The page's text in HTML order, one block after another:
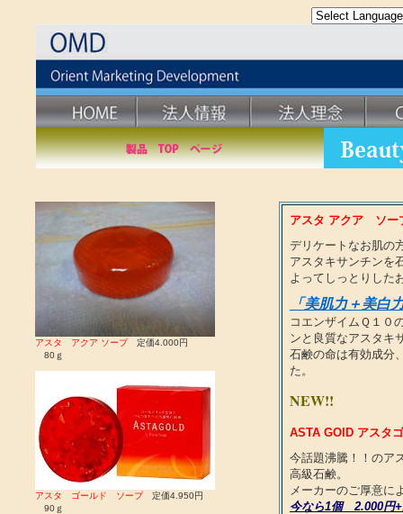
アスタ アクア ソープ定価4.000円
80ｇ
アスタ ゴールド ソープ定価4.950円
90ｇ
アスタ アクア ソー
デリケートなお肌の
アスタキサンチンを
よってしっとりした
「美肌力＋美白
コエンザイムＱ１０
ンと良質なアスタキ
石鹸の命は有効成分
た。
NEW!!
ASTA GOlD アス
今話題沸騰！！のア
高級石鹸。
メーカーのご厚意に
今なら1個 2.000円